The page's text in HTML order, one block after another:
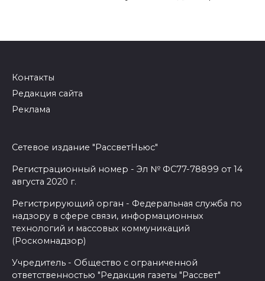
Контакты
Редакция сайта
Реклама
Сетевое издание "РассветНьюс"
Регистрационный номер - Эл № ФС77-78899 от 14
августа 2020 г.
Регистрирующий орган - Федеральная служба по
надзору в сфере связи, информационных
технологий и массовых коммуникаций
(Роскомнадзор)
Учредитель - Общество с ограниченной
ответственностью "Редакция газеты "Рассвет"